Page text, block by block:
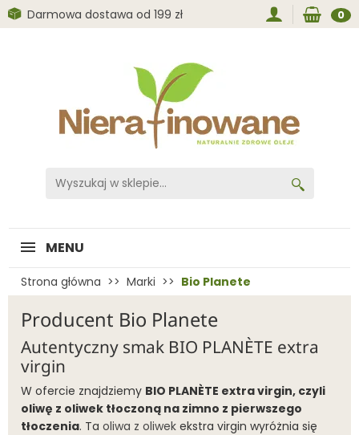
Darmowa dostawa od 199 zł 0
MENU
Strona główna Marki Bio Planete
Producent Bio Planete
Autentyczny smak BIO PLANÈTE extra
virgin
W ofercie znajdziemy BIO PLANÈTE extra virgin, czyli
oliwę z oliwek tłoczoną na zimno z pierwszego
tłoczenia. Ta oliwa z oliwek ekstra virgin wyróżnia się